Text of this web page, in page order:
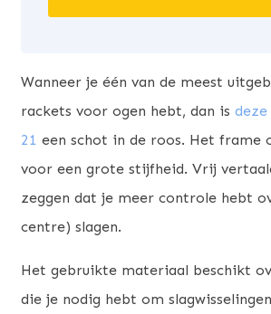
Wanneer je één van de meest
rackets voor ogen hebt, dan is
21 een schot in de roos. Het frame
voor een grote stijfheid. Vrij
zeggen dat je meer controle hebt
centre) slagen.
Het gebruikte materiaal beschikt
die je nodig hebt om